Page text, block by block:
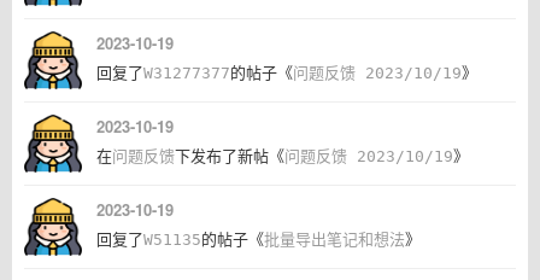
2023-10-19
回复了W31277377的帖子《问题反馈 2023/10/19》
2023-10-19
在问题反馈下发布了新帖《问题反馈 2023/10/19》
2023-10-19
回复了W51135的帖子《批量导出笔记和想法》